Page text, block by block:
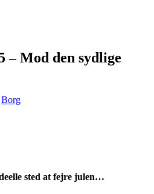
– Mod den sydlige
Borg
sted at fejre julen…